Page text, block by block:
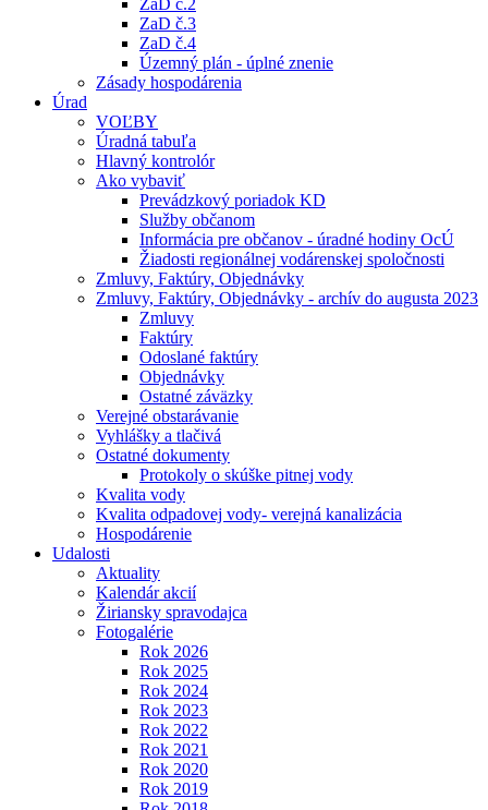
ZaD č.2
ZaD č.3
ZaD č.4
Územný plán - úplné znenie
Zásady hospodárenia
Úrad
VOĽBY
Úradná tabuľa
Hlavný kontrolór
Ako vybaviť
Prevádzkový poriadok KD
Služby občanom
Informácia pre občanov - úradné hodiny OcÚ
Žiadosti regionálnej vodárenskej spoločnosti
Zmluvy, Faktúry, Objednávky
Zmluvy, Faktúry, Objednávky - archív do augusta 2023
Zmluvy
Faktúry
Odoslané faktúry
Objednávky
Ostatné záväzky
Verejné obstarávanie
Vyhlášky a tlačivá
Ostatné dokumenty
Protokoly o skúške pitnej vody
Kvalita vody
Kvalita odpadovej vody- verejná kanalizácia
Hospodárenie
Udalosti
Aktuality
Kalendár akcií
Žiriansky spravodajca
Fotogalérie
Rok 2026
Rok 2025
Rok 2024
Rok 2023
Rok 2022
Rok 2021
Rok 2020
Rok 2019